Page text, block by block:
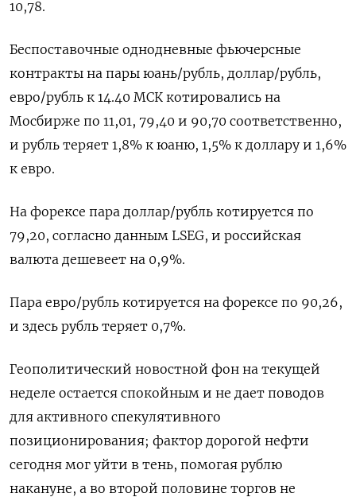
10,78.
Беспоставочные однодневные фьючерсные
контракты на пары юань/рубль, доллар/рубль,
евро/рубль к 14.40 МСК котировались на
Мосбирже по 11,01, 79,40 и 90,70 соответственно,
и рубль теряет 1,8% к юаню, 1,5% к доллару и 1,6%
к евро.
На форексе пара доллар/рубль котируется по
79,20, согласно данным LSEG, и российская
валюта дешевеет на 0,9%.
Пара евро/рубль котируется на форексе по 90,26,
и здесь рубль теряет 0,7%.
Геополитический новостной фон на текущей
неделе остается спокойным и не дает поводов
для активного спекулятивного
позиционирования; фактор дорогой нефти
сегодня мог уйти в тень, помогая рублю
накануне, а во второй половине торгов не